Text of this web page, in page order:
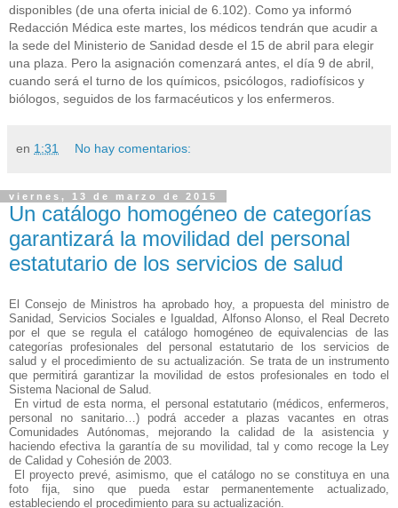
disponibles (de una oferta inicial de 6.102). Como ya informó
Redacción Médica este martes, los médicos tendrán que acudir a
la sede del Ministerio de Sanidad desde el 15 de abril para elegir
una plaza. Pero la asignación comenzará antes, el día 9 de abril,
cuando será el turno de los químicos, psicólogos, radiofísicos y
biólogos, seguidos de los farmacéuticos y los enfermeros.
en 1:31 No hay comentarios:
viernes, 13 de marzo de 2015
Un catálogo homogéneo de categorías
garantizará la movilidad del personal
estatutario de los servicios de salud
El Consejo de Ministros ha aprobado hoy, a propuesta del ministro de
Sanidad, Servicios Sociales e Igualdad, Alfonso Alonso, el Real Decreto
por el que se regula el catálogo homogéneo de equivalencias de las
categorías profesionales del personal estatutario de los servicios de
salud y el procedimiento de su actualización. Se trata de un instrumento
que permitirá garantizar la movilidad de estos profesionales en todo el
Sistema Nacional de Salud.
En virtud de esta norma, el personal estatutario (médicos, enfermeros,
personal no sanitario…) podrá acceder a plazas vacantes en otras
Comunidades Autónomas, mejorando la calidad de la asistencia y
haciendo efectiva la garantía de su movilidad, tal y como recoge la Ley
de Calidad y Cohesión de 2003.
El proyecto prevé, asimismo, que el catálogo no se constituya en una
foto fija, sino que pueda estar permanentemente actualizado,
estableciendo el procedimiento para su actualización.